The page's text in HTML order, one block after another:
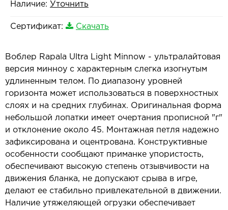
Наличие: Уточнить
Сертификат: Скачать
Воблер Rapala Ultra Light Minnow - ультралайтовая
версия минноу с характерным слегка изогнутым
удлиненным телом. По диапазону уровней
горизонта может использоваться в поверхностных
слоях и на средних глубинах. Оригинальная форма
небольшой лопатки имеет очертания прописной "г"
и отклонение около 45. Монтажная петля надежно
зафиксирована и оцентрована. Конструктивные
особенности сообщают приманке упористость,
обеспечивают высокую степень отзывчивости на
движения бланка, не допускают срыва в игре,
делают ее стабильно привлекательной в движении.
Наличие утяжеляющей огрузки обеспечивает